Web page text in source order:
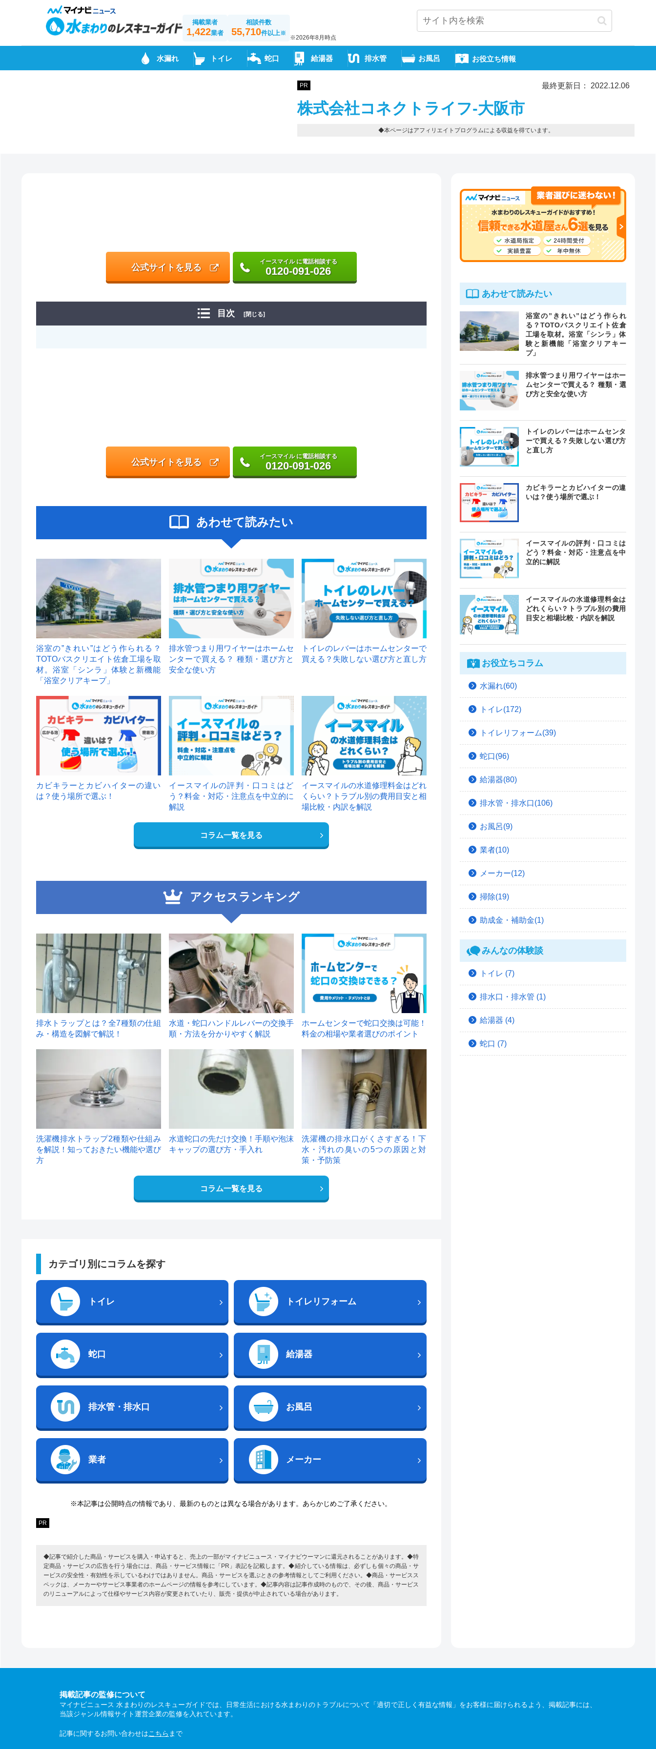
掲載業者
1,422業者
相談件数
55,710件以上※
※2026年8月時点
水漏れ トイレ 蛇口 給湯器 排水管 お風呂 お役立ち情報
PR 最終更新日： 2022.12.06
株式会社コネクトライフ-大阪市
◆本ページはアフィリエイトプログラムによる収益を得ています。
公式サイトを見る
イースマイル に電話相談する
0120-091-026
目次 [閉じる]
公式サイトを見る
イースマイル に電話相談する
0120-091-026
あわせて読みたい
浴室の”きれい”はどう作られる？
TOTOバスクリエイト佐倉工場を取
材。浴室「シンラ」体験と新機能
「浴室クリアキープ」
排水管つまり用ワイヤーはホームセ
ンターで買える？ 種類・選び方と
安全な使い方
トイレのレバーはホームセンターで
買える？失敗しない選び方と直し方
カビキラーとカビハイターの違い
は？使う場所で選ぶ！
イースマイルの評判・口コミはど
う？料金・対応・注意点を中立的に
解説
イースマイルの水道修理料金はどれ
くらい？トラブル別の費用目安と相
場比較・内訳を解説
コラム一覧を見る
アクセスランキング
1
排水トラップとは？全7種類の仕組
み・構造を図解で解説！
2
水道・蛇口ハンドルレバーの交換手
順・方法を分かりやすく解説
ホームセンターで蛇口交換は可能！
料金の相場や業者選びのポイント
洗濯機排水トラップ2種類や仕組み
を解説！知っておきたい機能や選び
方
水道蛇口の先だけ交換！手順や泡沫
キャップの選び方・手入れ
洗濯機の排水口がくさすぎる！下
水・汚れの臭いの5つの原因と対
策・予防策
コラム一覧を見る
カテゴリ別にコラムを探す
トイレ トイレリフォーム
蛇口 給湯器
排水管・排水口 お風呂
業者 メーカー
※本記事は公開時点の情報であり、最新のものとは異なる場合があります。あらかじめご了承ください。
PR
◆記事で紹介した商品・サービスを購入・申込すると、売上の一部がマイナビニュース・マイナビウーマンに還元されることがあります。◆特
定商品・サービスの広告を行う場合には、商品・サービス情報に「PR」表記を記載します。◆紹介している情報は、必ずしも個々の商品・サ
ービスの安全性・有効性を示しているわけではありません。商品・サービスを選ぶときの参考情報としてご利用ください。◆商品・サービスス
ペックは、メーカーやサービス事業者のホームページの情報を参考にしています。◆記事内容は記事作成時のもので、その後、商品・サービス
のリニューアルによって仕様やサービス内容が変更されていたり、販売・提供が中止されている場合があります。
あわせて読みたい
浴室の”きれい”はどう作られ
る？TOTOバスクリエイト佐倉
工場を取材。浴室「シンラ」体
験と新機能「浴室クリアキー
プ」
排水管つまり用ワイヤーはホー
ムセンターで買える？ 種類・選
び方と安全な使い方
トイレのレバーはホームセンタ
ーで買える？失敗しない選び方
と直し方
カビキラーとカビハイターの違
いは？使う場所で選ぶ！
イースマイルの評判・口コミは
どう？料金・対応・注意点を中
立的に解説
イースマイルの水道修理料金は
どれくらい？トラブル別の費用
目安と相場比較・内訳を解説
お役立ちコラム
水漏れ(60)
トイレ(172)
トイレリフォーム(39)
蛇口(96)
給湯器(80)
排水管・排水口(106)
お風呂(9)
業者(10)
メーカー(12)
掃除(19)
助成金・補助金(1)
みんなの体験談
トイレ (7)
排水口・排水管 (1)
給湯器 (4)
蛇口 (7)
掲載記事の監修について
マイナビニュース 水まわりのレスキューガイドでは、日常生活における水まわりのトラブルについて「適切で正しく有益な情報」をお客様に届けられるよう、掲載記事には、
当該ジャンル情報サイト運営企業の監修を入れています。
記事に関するお問い合わせはこちら まで